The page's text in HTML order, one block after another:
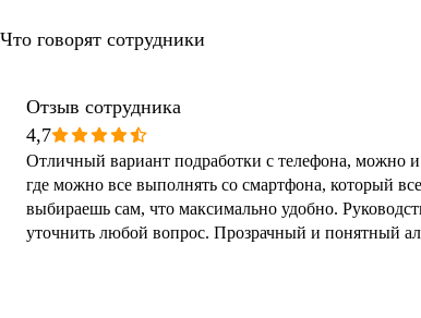
Что говорят сотрудники
Отзыв сотрудника
4,7
Отличный вариант подработки с телефона, можно
где можно все выполнять со смартфона, который
выбираешь сам, что максимально удобно.
уточнить любой вопрос. Прозрачный и понятный